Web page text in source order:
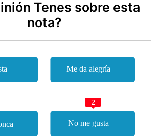
Tenes sobre esta
nota?
2